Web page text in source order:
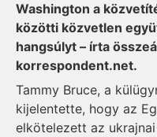
Washington a
közötti közvetlen
hangsúlyt – írta
korrespondent.net.
Tammy Bruce, a
kijelentette, hogy az
elkötelezett az